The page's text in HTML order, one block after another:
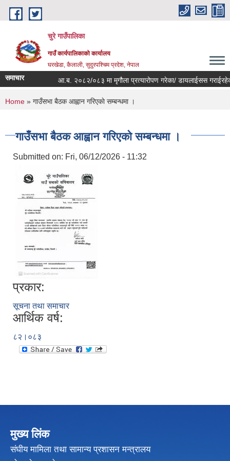
Skip to main content
चुरे गाउँपालिका
गाउँ कार्यपालिकाको कार्यालय
घरखेडा, कैलाली, सुदुरपश्चिम प्रदेश, नेपाल
समाचार आ.ब. २०८२/०८३ मा मृगौला प्रत्यारोपण गरेका/ डायलाईसस
You are here
Home » गाउँसभा बैठक आह्वान गरिएकाे सम्बन्धमा ।
गाउँसभा बैठक आह्वान गरिएकाे सम्बन्धमा ।
Submitted on: Fri, 06/12/2026 - 11:32
प्रकार:
सूचना तथा समाचार
आर्थिक वर्ष:
८२।०८३
मुख्य लिंक
संघीय मामिला तथा सामान्य प्रशासन मन्त्रालय